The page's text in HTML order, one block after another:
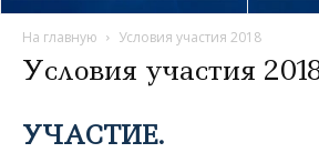
На главную Условия участия 2018
Условия участия
УЧАСТИЕ.